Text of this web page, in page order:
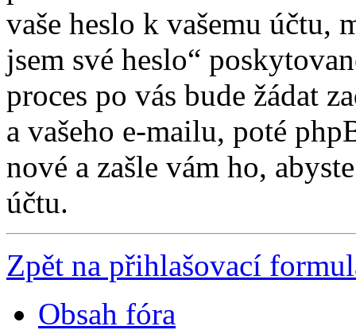
vaše heslo k vašemu účtu,
jsem své heslo“
proces po vás bude žádat
a vašeho e-mailu, poté
nové a zašle vám ho,
účtu.
Zpět na přihlašovací
Obsah fóra